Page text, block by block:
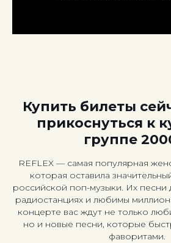
Купить билеты
прикоснуться к
группе
REFLEX — самая популярная
которая оставила
российской поп-музыки. Их песни
радиостанциях и любимы
концерте вас ждут не только
но и новые песни, которые
фаворитами.